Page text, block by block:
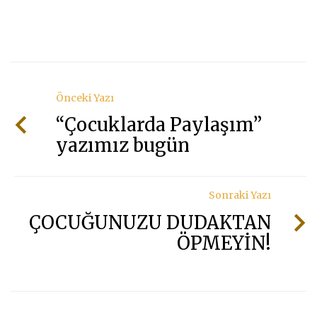
Önceki Yazı
“Çocuklarda Paylaşım”
yazımız bugün
Sonraki Yazı
ÇOCUĞUNUZU DUDAKTAN
ÖPMEYİN!